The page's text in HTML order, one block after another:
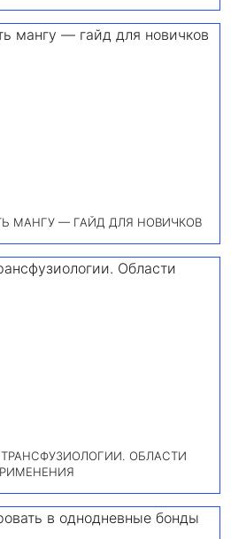
МАНГУ — ГАЙД ДЛЯ НОВИЧКОВ
ОБЛАСТИ